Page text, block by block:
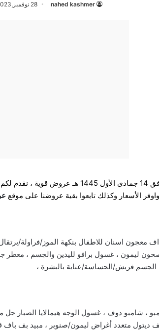
nahed kashmer 28 نوفمبر,2023
الأسعار وكذلك تابعوا بقية عروضنا على موقع
معجون اسنان للاطفال بنكهة الموز/فراولة/
ليمون ، غسول برافو لليدين والجسم ، معطر
الجسم فريش/الحساسة/عناية بالبشرة ،
، شامبو دوف ، غسول الوجه هيمالايا
ديتول متعدد أغراض ليمون/صنوبر ، مبيد بف